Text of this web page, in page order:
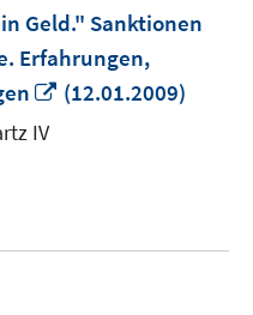
Geld." Sanktionen
Erfahrungen,
In
(12.01.2009)
IV